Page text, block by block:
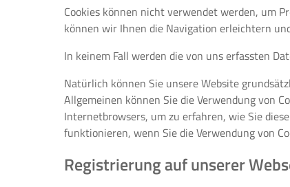
Cookies können nicht verwendet werden, um
können wir Ihnen die Navigation erleichtern
In keinem Fall werden die von uns erfassten
Natürlich können Sie unsere Website
Allgemeinen können Sie die Verwendung von
Internetbrowsers, um zu erfahren, wie Sie
funktionieren, wenn Sie die Verwendung von
Registrierung auf unserer